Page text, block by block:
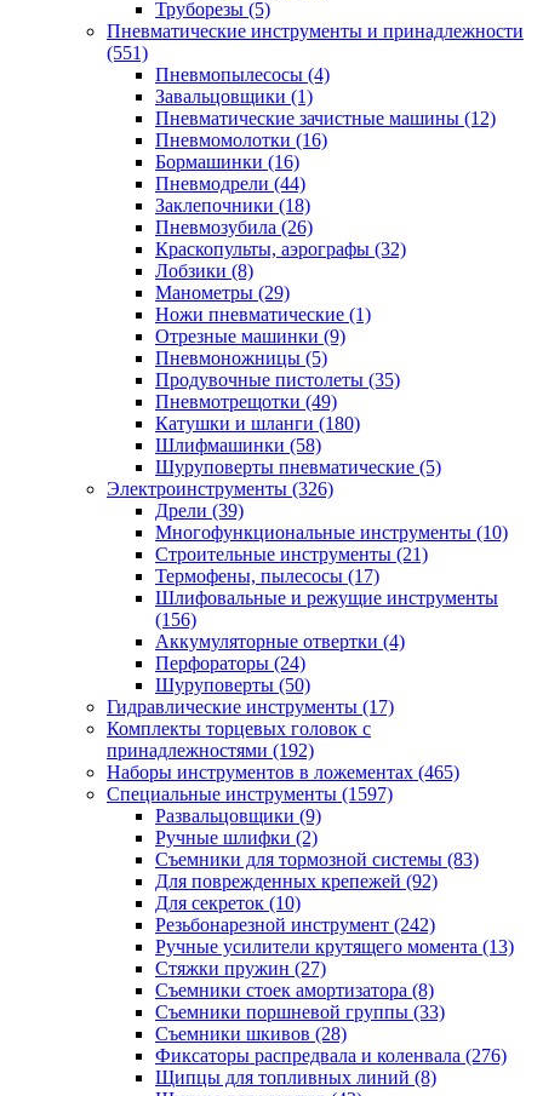
Труборезы (5)
Пневматические инструменты и принадлежности
(551)
Пневмопылесосы (4)
Завальцовщики (1)
Пневматические зачистные машины (12)
Пневмомолотки (16)
Бормашинки (16)
Пневмодрели (44)
Заклепочники (18)
Пневмозубила (26)
Краскопульты, аэрографы (32)
Лобзики (8)
Манометры (29)
Ножи пневматические (1)
Отрезные машинки (9)
Пневмоножницы (5)
Продувочные пистолеты (35)
Пневмотрещотки (49)
Катушки и шланги (180)
Шлифмашинки (58)
Шуруповерты пневматические (5)
Электроинструменты (326)
Дрели (39)
Многофункциональные инструменты (10)
Строительные инструменты (21)
Термофены, пылесосы (17)
Шлифовальные и режущие инструменты
(156)
Аккумуляторные отвертки (4)
Перфораторы (24)
Шуруповерты (50)
Гидравлические инструменты (17)
Комплекты торцевых головок с
принадлежностями (192)
Наборы инструментов в ложементах (465)
Специальные инструменты (1597)
Развальцовщики (9)
Ручные шлифки (2)
Съемники для тормозной системы (83)
Для поврежденных крепежей (92)
Для секреток (10)
Резьбонарезной инструмент (242)
Ручные усилители крутящего момента (13)
Стяжки пружин (27)
Съемники стоек амортизатора (8)
Съемники поршневой группы (33)
Съемники шкивов (28)
Фиксаторы распредвала и коленвала (276)
Щипцы для топливных линий (8)